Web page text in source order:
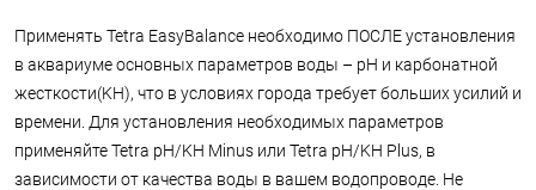
Применять Tetra EasyBalance необходимо ПОСЛЕ установления
в аквариуме основных параметров воды – pH и карбонатной
жесткости(KH), что в условиях города требует больших усилий и
времени. Для установления необходимых параметров
применяйте Tetra pH/KH Minus или Tetra pH/KH Plus, в
зависимости от качества воды в вашем водопроводе. Не